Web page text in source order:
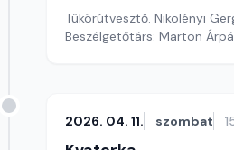
Tükörútvesztő. Nikolényi
Beszélgetőtárs: Marton
2026. 04. 11. szombat